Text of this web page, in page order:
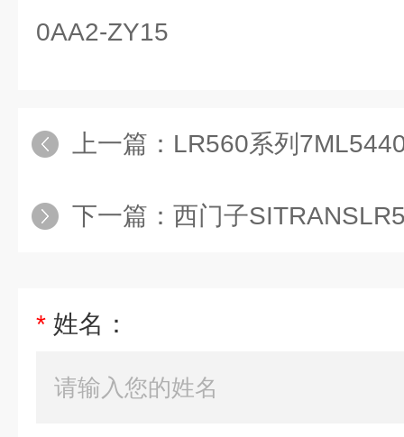
0AA2-ZY15
上一篇： LR560系列7ML5440-
下一篇： 西门子SITRANSLR560
* 姓名：